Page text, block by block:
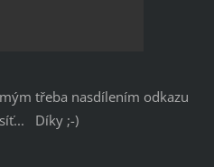
třeba nasdílením odkazu
Díky ;-)